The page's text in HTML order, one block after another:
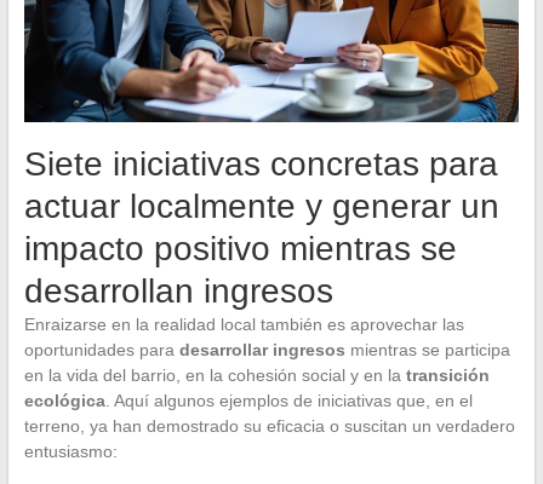
Siete iniciativas concretas para
actuar localmente y generar un
impacto positivo mientras se
desarrollan ingresos
Enraizarse en la realidad local también es aprovechar las
oportunidades para desarrollar ingresos mientras se participa
en la vida del barrio, en la cohesión social y en la transición
ecológica. Aquí algunos ejemplos de iniciativas que, en el
terreno, ya han demostrado su eficacia o suscitan un verdadero
entusiasmo: